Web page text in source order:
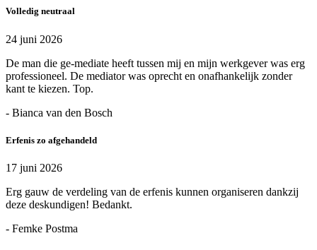
Volledig neutraal
24 juni 2026
De man die ge-mediate heeft tussen mij en mijn werkgever was erg
professioneel. De mediator was oprecht en onafhankelijk zonder
kant te kiezen. Top.
- Bianca van den Bosch
Erfenis zo afgehandeld
17 juni 2026
Erg gauw de verdeling van de erfenis kunnen organiseren dankzij
deze deskundigen! Bedankt.
- Femke Postma